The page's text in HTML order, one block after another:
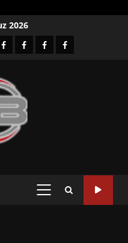
2026
facebook-Facebook-
Facebook-Facebook-
PRIMARY